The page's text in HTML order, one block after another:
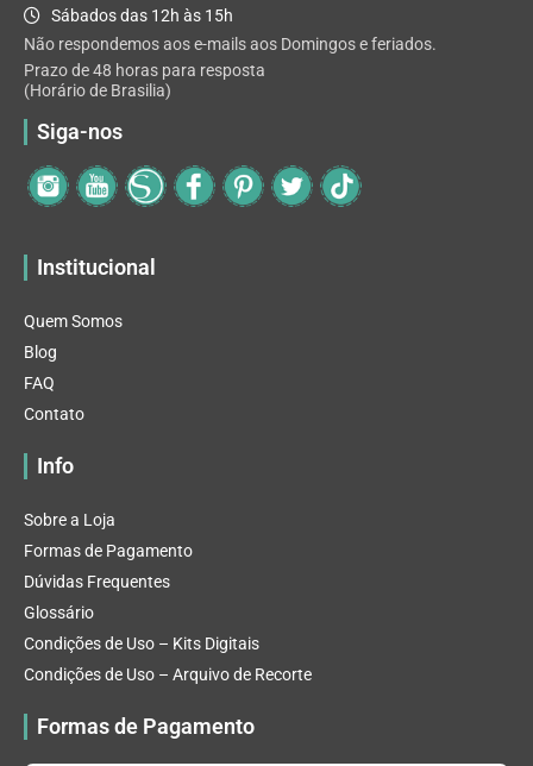
Sábados das 12h às 15h
Não respondemos aos e-mails aos Domingos e feriados.
Prazo de 48 horas para resposta
(Horário de Brasilia)
Siga-nos
Institucional
Quem Somos
Blog
FAQ
Contato
Info
Sobre a Loja
Formas de Pagamento
Dúvidas Frequentes
Glossário
Condições de Uso – Kits Digitais
Condições de Uso – Arquivo de Recorte
Formas de Pagamento